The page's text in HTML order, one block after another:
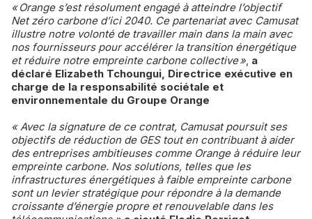
« Orange s’est résolument engagé à atteindre l’objectif
Net zéro carbone d’ici 2040. Ce partenariat avec Camusat
illustre notre volonté de travailler main dans la main avec
nos fournisseurs pour accélérer la transition énergétique
et réduire notre empreinte carbone collective », a
déclaré Elizabeth Tchoungui, Directrice exécutive en
charge de la responsabilité sociétale et
environnementale du Groupe Orange
« Avec la signature de ce contrat, Camusat poursuit ses
objectifs de réduction de GES tout en contribuant à aider
des entreprises ambitieuses comme Orange à réduire leur
empreinte carbone. Nos solutions, telles que les
infrastructures énergétiques à faible empreinte carbone
sont un levier stratégique pour répondre à la demande
croissante d’énergie propre et renouvelable dans les